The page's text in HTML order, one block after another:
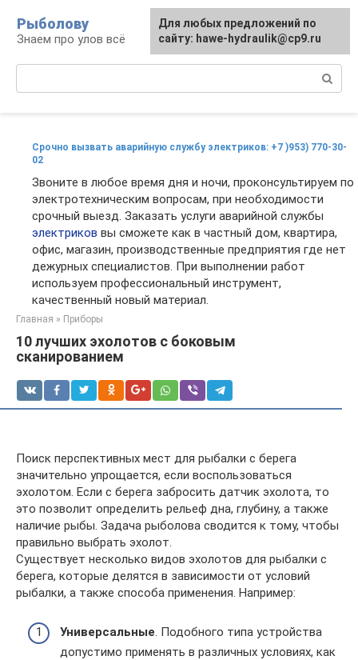
контенту
Рыболову
Знаем про улов всё
Срочно вызвать аварийную службу электриков: +7 )953) 770-30-
02
Звоните в любое время дня и ночи, проконсультируем по
электротехническим вопросам, при необходимости
срочный выезд. Заказать услуги аварийной службы
электриков вы сможете как в частный дом, квартира,
офис, магазин, производственные предприятия где нет
дежурных специалистов. При выполнении работ
используем профессиональный инструмент,
качественный новый материал.
Главная » Приборы
10 лучших эхолотов с боковым
сканированием
Поиск перспективных мест для рыбалки с берега
значительно упрощается, если воспользоваться
эхолотом. Если с берега забросить датчик эхолота, то
это позволит определить рельеф дна, глубину, а также
наличие рыбы. Задача рыболова сводится к тому, чтобы
правильно выбрать эхолот.
Существует несколько видов эхолотов для рыбалки с
берега, которые делятся в зависимости от условий
рыбалки, а также способа применения. Например:
Универсальные . Подобного типа устройства
допустимо применять в различных условиях, как
Для любых предложений по
сайту: hawe-hydraulik@cp9.ru